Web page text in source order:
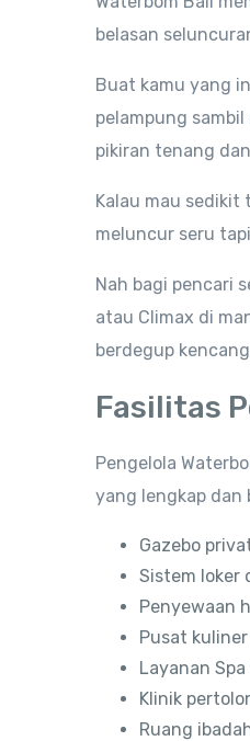
belasan
Buat kamu yang
pelampung
pikiran tenang
Kalau mau sedikit
meluncur seru
Nah bagi pencari
atau Climax di
berdegup
Fasilitas
Pengelola
yang lengkap
Gazebo
Sistem loker
Penyewaan
Pusat
Layanan
Klinik
Ruang